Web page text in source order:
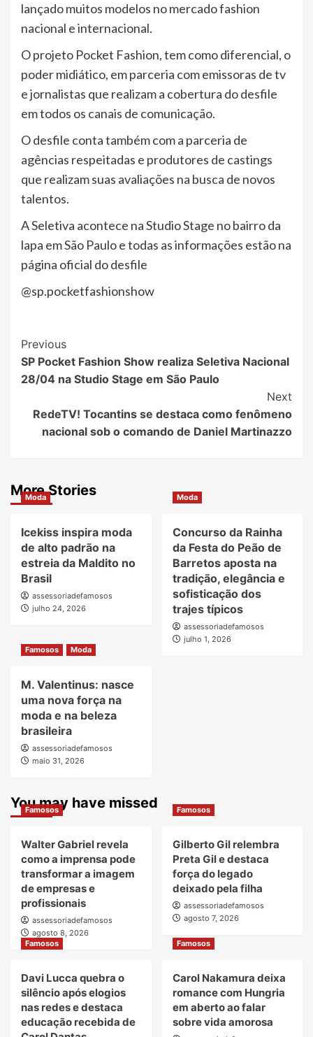
lançado muitos modelos no mercado fashion
nacional e internacional.
O projeto Pocket Fashion, tem como diferencial, o
poder midiático, em parceria com emissoras de tv
e jornalistas que realizam a cobertura do desfile
em todos os canais de comunicação.
O desfile conta também com a parceria de
agências respeitadas e produtores de castings
que realizam suas avaliações na busca de novos
talentos.
A Seletiva acontece na Studio Stage no bairro da
lapa em São Paulo e todas as informações estão na
página oficial do desfile
@sp.pocketfashionshow
Post
Navigation
Previous
SP Pocket Fashion Show realiza Seletiva Nacional
28/04 na Studio Stage em São Paulo
Next
RedeTV! Tocantins se destaca como fenômeno
nacional sob o comando de Daniel Martinazzo
More Stories
Moda
Icekiss inspira moda
de alto padrão na
estreia da Maldito no
Brasil
assessoriadefamosos
julho 24, 2026
Moda
Concurso da Rainha
da Festa do Peão de
Barretos aposta na
tradição, elegância e
sofisticação dos
trajes típicos
assessoriadefamosos
julho 1, 2026
Famosos
Moda
M. Valentinus: nasce
uma nova força na
moda e na beleza
brasileira
assessoriadefamosos
maio 31, 2026
You may have missed
Famosos
Walter Gabriel revela
como a imprensa pode
transformar a imagem
de empresas e
profissionais
assessoriadefamosos
agosto 8, 2026
Famosos
Gilberto Gil relembra
Preta Gil e destaca
força do legado
deixado pela filha
assessoriadefamosos
agosto 7, 2026
Famosos
Davi Lucca quebra o
silêncio após elogios
nas redes e destaca
educação recebida de
Famosos
Carol Nakamura deixa
romance com Hungria
em aberto ao falar
sobre vida amorosa